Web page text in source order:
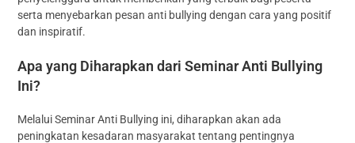
serta menyebarkan pesan anti bullying dengan cara yang positif
dan inspiratif.
Apa yang Diharapkan dari Seminar Anti Bullying
Ini?
Melalui Seminar Anti Bullying ini, diharapkan akan ada
peningkatan kesadaran masyarakat tentang pentingnya